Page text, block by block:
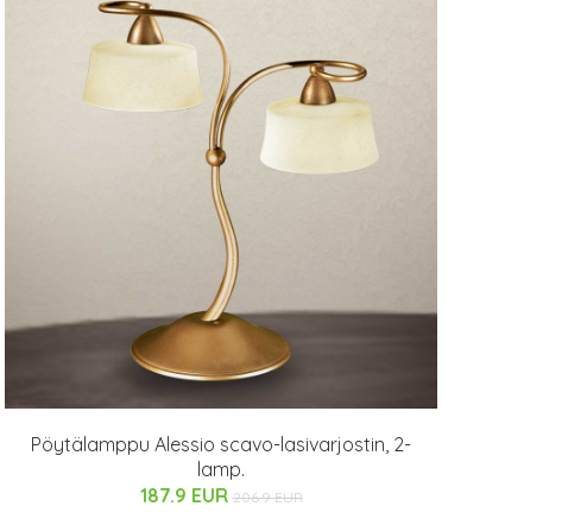
Pöytälamppu Alessio scavo-lasivarjostin, 2-
lamp.
187.9 EUR 206.9 EUR